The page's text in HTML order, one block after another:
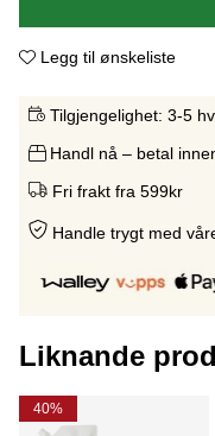
Legg til ønskeliste
Tilgjengelighet: 3-5
Handl nå – betal
Fri frakt fra 599kr
Handle trygt med
Liknande
40%